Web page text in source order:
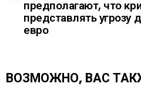
предполагают, что
представлять
евро
ВОЗМОЖНО, ВАС